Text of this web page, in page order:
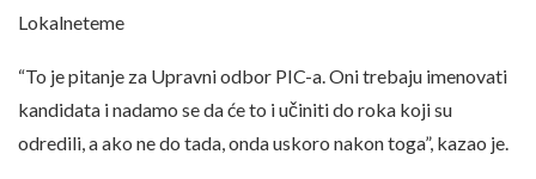
Lokalneteme
“To je pitanje za Upravni odbor PIC-a. Oni trebaju imenovati
kandidata i nadamo se da će to i učiniti do roka koji su
odredili, a ako ne do tada, onda uskoro nakon toga”, kazao je.